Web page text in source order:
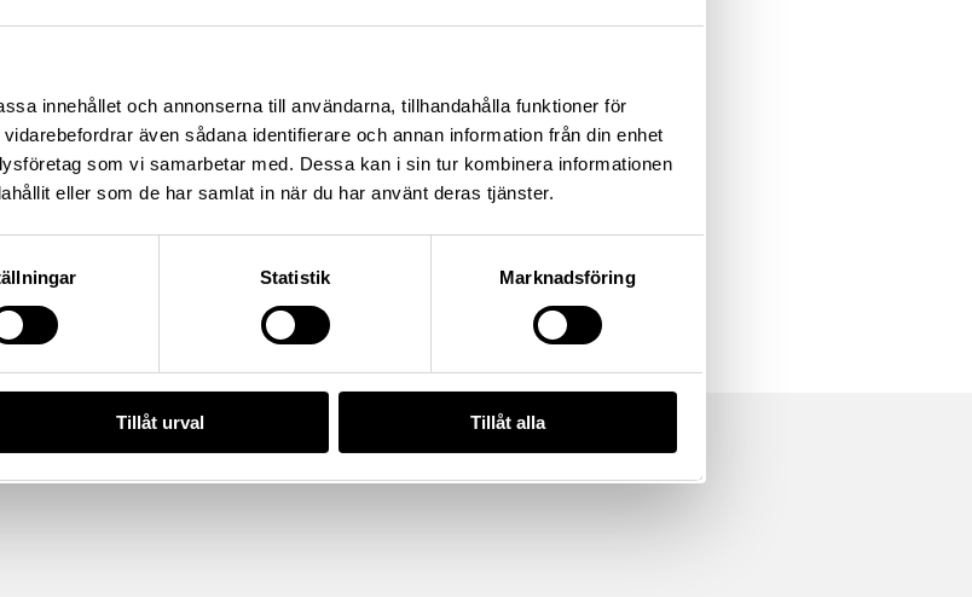
innehållet och annonserna till användarna, tillhandahålla funktioner för
även sådana identifierare och annan information från din enhet
som vi samarbetar med. Dessa kan i sin tur kombinera informationen
eller som de har samlat in när du har använt deras tjänster.
Statistik Marknadsföring
Tillåt urval Tillåt alla
8F7B-
CC0.